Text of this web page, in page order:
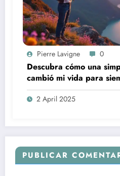
Pierre Lavigne 0
Descubra cómo una
cambió mi vida para
2 April 2025
PUBLICAR